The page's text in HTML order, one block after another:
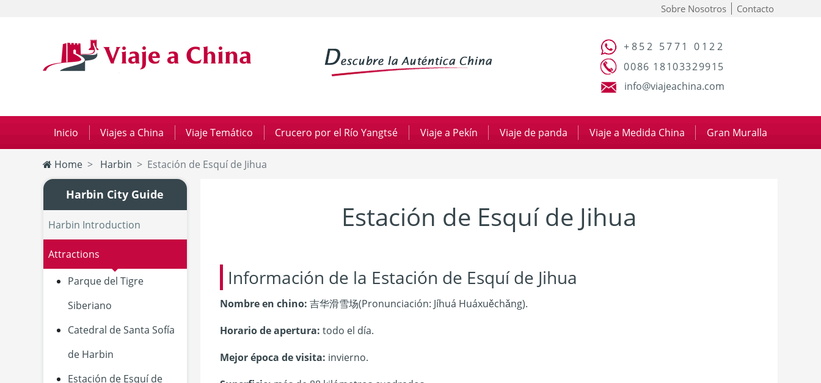
Sobre Nosotros Contacto
+852 5771 0122
0086 18103329915
info@viajeachina.com
Inicio Viajes a China Viaje Temático Crucero por el Río Yangtsé Viaje a Pekín Viaje de panda Viaje a Medida China Gran Muralla
Home Harbin Estación de Esquí de Jihua
Harbin City Guide
Harbin Introduction
Attractions
Parque del Tigre
Siberiano
Catedral de Santa Sofía
de Harbin
Estación de Esquí de
Estación de Esquí de Jihua
Información de la Estación de Esquí de Jihua
Nombre en chino: 吉华滑雪场(Pronunciación: Jíhuá Huáxuěchǎng).
Horario de apertura: todo el día.
Mejor época de visita: invierno.